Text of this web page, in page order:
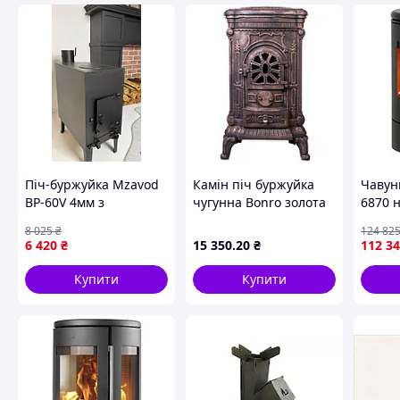
Піч має низку переваг:
- дешеве (безплатне) паливо — відпрацьована олива
- працює без електрики,
- долговечна.
Додаткові плюси: можливість нагрівання води та
Піч-буржуйка Mzavod
BP-60V 4мм з
поверхнею
6 420 ₴
8 025₴
Купити
Камін піч буржуйка
чугунна Bonro золота
висока тепловіддача
макс площа обігріву
90м²
15 350.20 ₴
Купити
6870
112
124 825